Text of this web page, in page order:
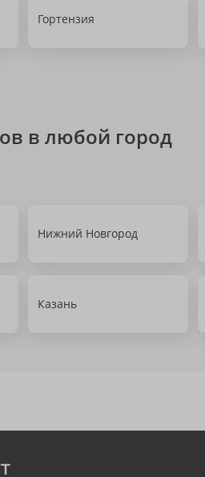
Гортензия
в любой город
Нижний Новгород
Казань